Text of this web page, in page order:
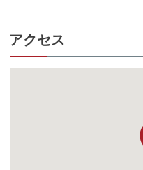
アクセス